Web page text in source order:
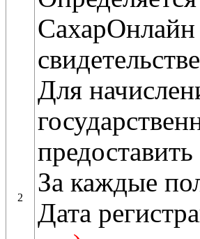
2
СахарОнлайн
Для
За каждые
Дата